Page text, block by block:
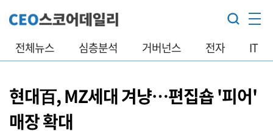
전체뉴스 심층분석 거버넌스 전자 IT
현대百, MZ세대 겨냥…편집숍 '피어'
매장 확대